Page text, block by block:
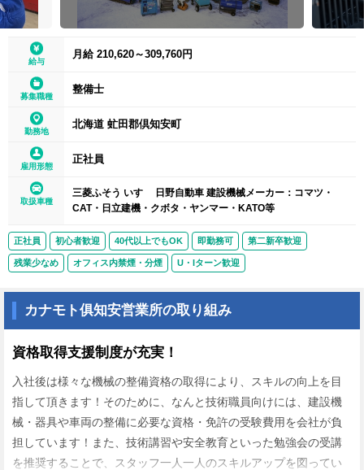
給与
月給 210,620～309,760円
募集職種
整備士
勤務地
北海道 虻田郡倶知安町
雇用形態
正社員
取扱車種
三菱ふそう いすゞ 日野自動車 建設機械メーカー：コマツ・
CAT・日立建機・クボタ・ヤンマー・KATO等
正社員 初心者歓迎 40代以上でもOK 即勤務可 第二新卒歓迎
残業少なめ オフィス内禁煙・分煙 U・Iターン歓迎
カナモト俱知安営業所の取り組み
資格取得支援制度が充実！
入社後は様々な機械の整備資格の取得により、スキルの向上を目
指して頂きます！そのために、なんと技術職員向けには、建設機
械・器具や車両の整備に必要な資格・免許の受験費用を会社が負
担しています！また、技術講習や安全教育といった勉強会の受講
を推奨することで、スタッフ一人一人のスキルアップを図ってい